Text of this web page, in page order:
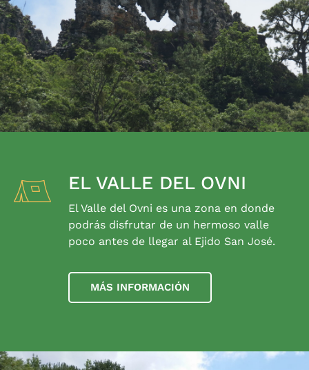
EL VALLE DEL OVNI
El Valle del Ovni es una zona en donde
podrás disfrutar de un hermoso valle
poco antes de llegar al Ejido San José.
MÁS INFORMACIÓN